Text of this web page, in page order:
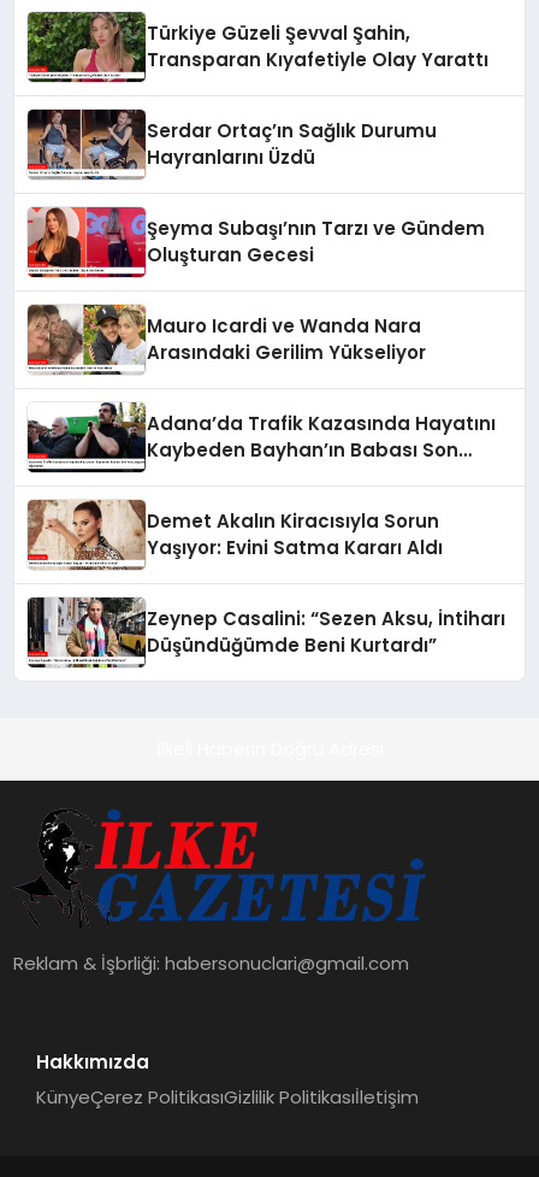
Türkiye Güzeli Şevval Şahin,
Transparan Kıyafetiyle Olay Yarattı
Serdar Ortaç’ın Sağlık Durumu
Hayranlarını Üzdü
Şeyma Subaşı’nın Tarzı ve Gündem
Oluşturan Gecesi
Mauro Icardi ve Wanda Nara
Arasındaki Gerilim Yükseliyor
Adana’da Trafik Kazasında Hayatını
Kaybeden Bayhan’ın Babası Son
Demet Akalın Kiracısıyla Sorun
Yaşıyor: Evini Satma Kararı Aldı
Zeynep Casalini: “Sezen Aksu, İntiharı
Düşündüğümde Beni Kurtardı”
Reklam & İşbrliği:habersonuclari@gmail.com
Hakkımızda
KünyeÇerez PolitikasıGizlilik Politikasıİletişim